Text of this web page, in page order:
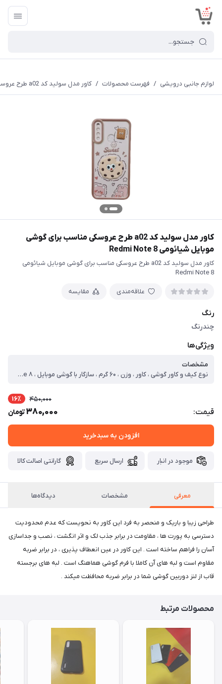
لوازم جانبی درویشی / فهرست محصولات / کاور مدل سولید کد a02 طرح عروسکی مناسب برای گوشی موبایل شیائومی Redmi Note 8
کاور مدل سولید کد a02 طرح عروسکی مناسب برای گوشی
موبایل شیائومی Redmi Note 8
کاور مدل سولید کد a02 طرح عروسکی مناسب برای گوشی موبایل شیائومی
Redmi Note 8
علاقه‌مندی مقایسه
رنگ
چندرنگ
ویژگی‌ها
مشخصات
نوع کیف و کاور گوشی ، کاور ، وزن ، ۶۰ گرم ، سازگار با گوشی موبایل ، Xiaomi Redmi Note ۸ ، ساختار ، مات ، سطح پوشش ، لبه راست ، حفاظت از دکمه‌ها ، لبه چپ ، لبه پایینی ، لبه بالایی ، قاب پشتی
قیمت:
450,000 16٪
380,000تومان
افزودن به سبدخرید
موجود در انبار ارسال سریع گارانتی اصالت کالا
معرفی مشخصات دیدگاه‌ها
طراحی زیبا و باریک و منحصر به فرد این کاور به نحویست که عدم محدودیت
دسترسی به پورت ها ، مقاومت در برابر جذب لک و اثر انگشت ، نصب و جداسازی
آسان را فراهم ساخته است . این کاور در عین انعطاف پذیری ، در برابر ضربه
مقاوم است و لبه های آن کاملا با فرم گوشی هماهنگ است . لبه های برجسته
قاب از لنز دوربین گوشی شما در برابر ضربه محافظت میکند .
محصولات مرتبط